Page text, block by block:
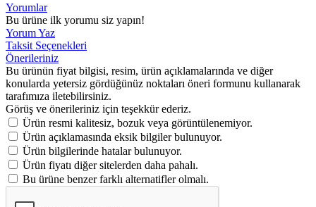
Yorumlar
Bu ürüne ilk yorumu siz yapın!
Yorum Yaz
Taksit Seçenekleri
Önerileriniz
Bu ürünün fiyat bilgisi, resim, ürün açıklamalarında ve diğer
konularda yetersiz gördüğünüz noktaları öneri formunu kullanarak
tarafımıza iletebilirsiniz.
Görüş ve önerileriniz için teşekkür ederiz.
Ürün resmi kalitesiz, bozuk veya görüntülenemiyor.
Ürün açıklamasında eksik bilgiler bulunuyor.
Ürün bilgilerinde hatalar bulunuyor.
Ürün fiyatı diğer sitelerden daha pahalı.
Bu ürüne benzer farklı alternatifler olmalı.